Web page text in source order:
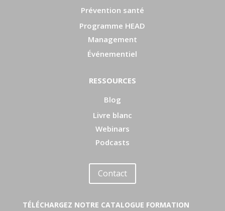
Prévention santé
Programme HEAD
Management
Événementiel
RESSOURCES
Blog
Livre blanc
Webinars
Podcasts
Contact
TÉLÉCHARGEZ NOTRE CATALOGUE FORMATION